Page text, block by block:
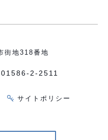
街地318番地
01586-2-2511
サイトポリシー